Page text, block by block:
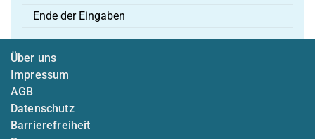
Ende der Eingaben
Über uns
Impressum
AGB
Datenschutz
Barrierefreiheit